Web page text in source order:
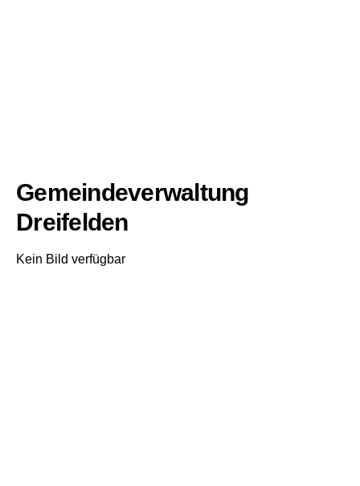
Gemeindeverwaltung
Dreifelden
Kein Bild verfügbar